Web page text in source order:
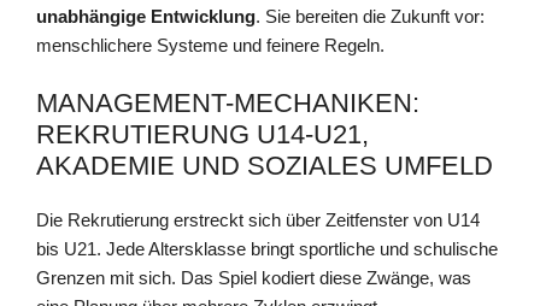
unabhängige Entwicklung. Sie bereiten die Zukunft vor:
menschlichere Systeme und feinere Regeln.
MANAGEMENT-MECHANIKEN:
REKRUTIERUNG U14-U21,
AKADEMIE UND SOZIALES UMFELD
Die Rekrutierung erstreckt sich über Zeitfenster von U14
bis U21. Jede Altersklasse bringt sportliche und schulische
Grenzen mit sich. Das Spiel kodiert diese Zwänge, was